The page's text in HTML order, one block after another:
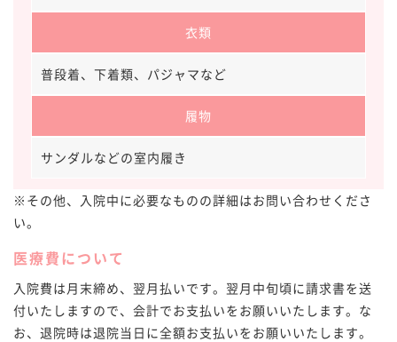
衣類
普段着、下着類、パジャマなど
履物
サンダルなどの室内履き
※その他、入院中に必要なものの詳細はお問い合わせくださ
い。
医療費について
入院費は月末締め、翌月払いです。翌月中旬頃に請求書を送
付いたしますので、会計でお支払いをお願いいたします。な
お、退院時は退院当日に全額お支払いをお願いいたします。